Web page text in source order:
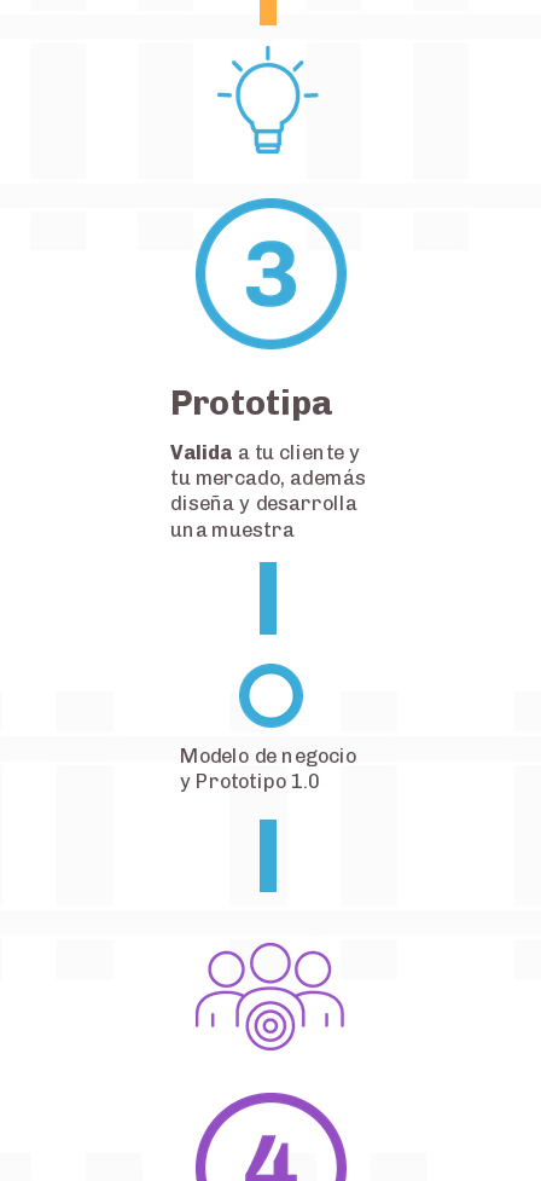
Prototipa
Valida a tu cliente y
tu mercado, además
diseña y desarrolla
una muestra
Modelo de negocio
y Prototipo 1.0